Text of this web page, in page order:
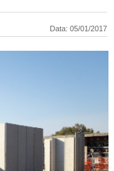
Data: 05/01/2017